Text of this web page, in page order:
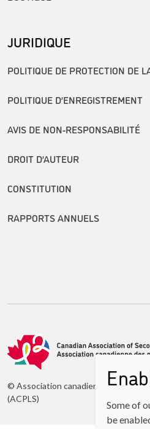
JURIDIQUE
POLITIQUE DE PROTECTION DE
POLITIQUE D’ENREGISTREMENT
AVIS DE NON-RESPONSABILITÉ
DROIT D’AUTEUR
CONSTITUTION
RAPPORTS ANNUELS
© Association canadienne des
(ACPLS)
Some of
be